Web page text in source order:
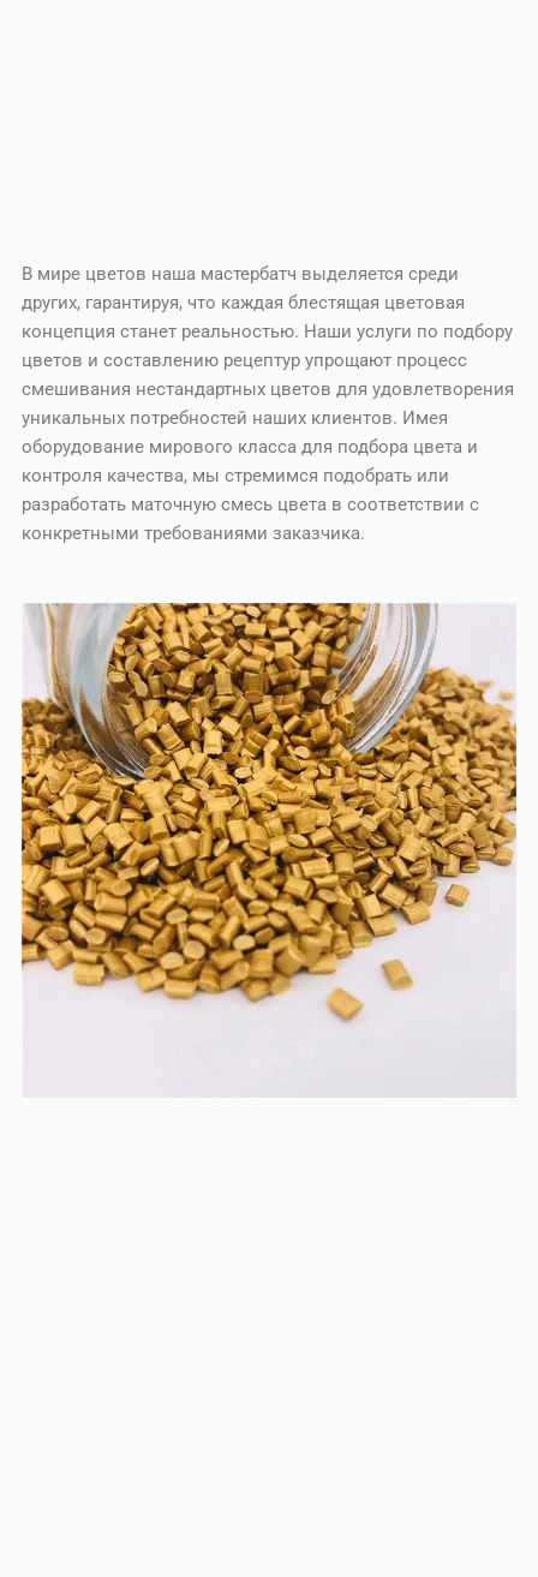
В мире цветов наша мастербатч выделяется среди
других, гарантируя, что каждая блестящая цветовая
концепция станет реальностью. Наши услуги по подбору
цветов и составлению рецептур упрощают процесс
смешивания нестандартных цветов для удовлетворения
уникальных потребностей наших клиентов. Имея
оборудование мирового класса для подбора цвета и
контроля качества, мы стремимся подобрать или
разработать маточную смесь цвета в соответствии с
конкретными требованиями заказчика.